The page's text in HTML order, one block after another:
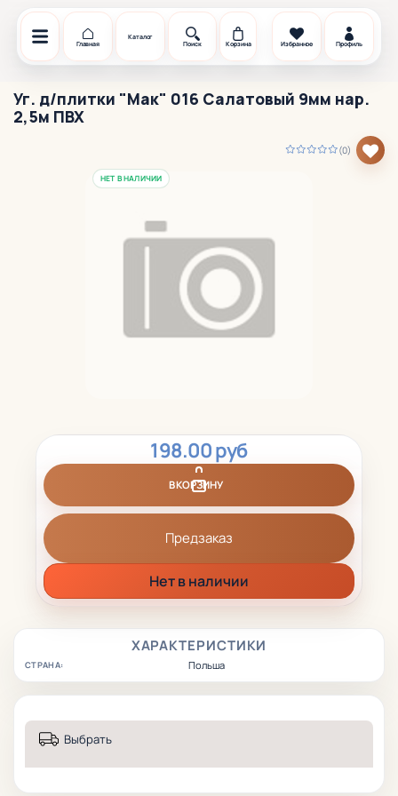
Главная
Каталог
Поиск
Корзина Избранное Профиль
Уг. д/плитки "Мак" 016 Салатовый 9мм нар.
2,5м ПВХ
(0)
НЕТ В НАЛИЧИИ
ХАРАКТЕРИСТИКИ
СТРАНА: Польша
198.00 руб
В КОРЗИНУ
Предзаказ
Нет в наличии
Выбрать